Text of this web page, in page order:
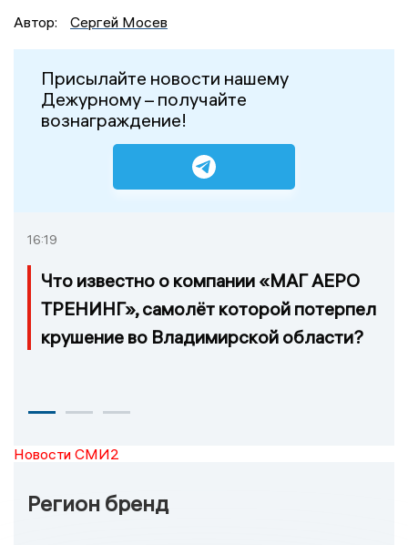
Автор:
Сергей Мосев
Присылайте новости нашему
Дежурному – получайте
вознаграждение!
16:19
Что известно о компании «МАГ АЕРО
ТРЕНИНГ», самолёт которой потерпел
крушение во Владимирской области?
Новости СМИ2
Регион бренд